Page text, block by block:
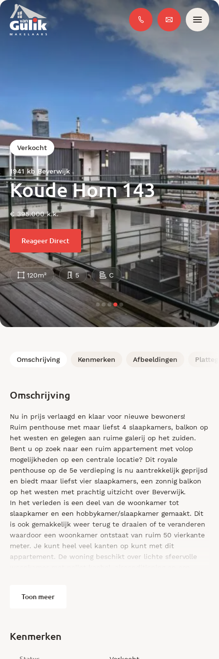
Verkocht
1941 kb Beverwijk
Koude Horn 143
€ 395.000 k.k.
Reageer Direct
120m² 5 C
Omschrijving Kenmerken Afbeeldingen
Omschrijving
Nu in prijs verlaagd en klaar voor nieuwe bewoners!
Ruim penthouse met maar liefst 4 slaapkamers, balkon op
het westen en gelegen aan ruime galerij op het zuiden.
Bent u op zoek naar een ruim appartement met volop
mogelijkheden op een centrale locatie? Dit royale
penthouse op de 5e verdieping is nu aantrekkelijk geprijsd
en biedt maar liefst vier slaapkamers, een zonnig balkon
op het westen met prachtig uitzicht over Beverwijk.
In het verleden is een deel van de woonkamer tot
slaapkamer en een hobbykamer/slaapkamer gemaakt. Dit
is ook gemakkelijk weer terug te draaien of te veranderen
waardoor een woonkamer ontstaat van ruim 50 vierkante
meter. Je kunt heel veel kanten op kunt met dit
appartement. De woning beschikt over lichte sfeervolle
middags tot in de avond kunt genieten van zon en
Het appartement is gelegen op een toplocatie in het hart
Toon meer
Kenmerken